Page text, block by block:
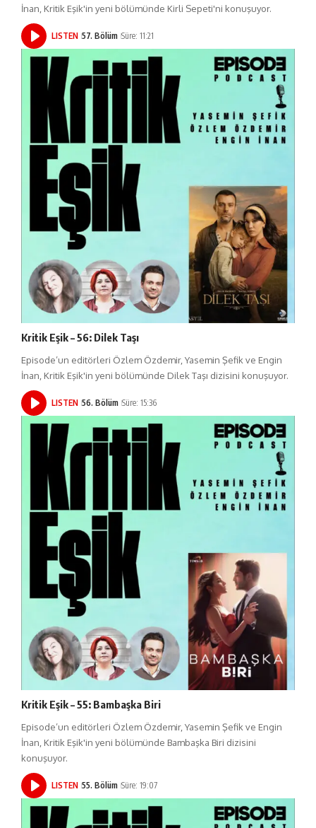
İnan, Kritik Eşik'in yeni bölümünde Kirli Sepeti'ni konuşuyor.
LISTEN 57. Bölüm Süre: 11:21
Kritik Eşik – 56: Dilek Taşı
Episode’un editörleri Özlem Özdemir, Yasemin Şefik ve Engin
İnan, Kritik Eşik'in yeni bölümünde Dilek Taşı dizisini konuşuyor.
LISTEN 56. Bölüm Süre: 15:36
Kritik Eşik – 55: Bambaşka Biri
Episode’un editörleri Özlem Özdemir, Yasemin Şefik ve Engin
İnan, Kritik Eşik'in yeni bölümünde Bambaşka Biri dizisini
konuşuyor.
LISTEN 55. Bölüm Süre: 19:07